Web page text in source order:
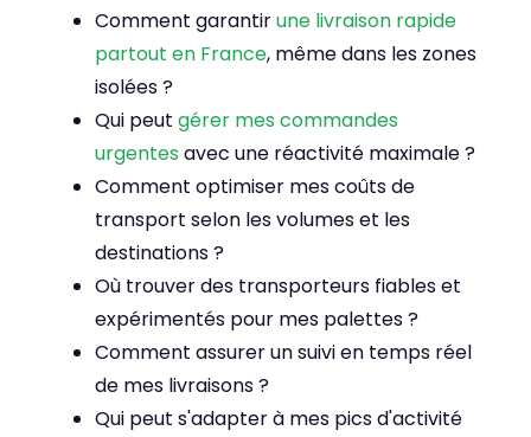
Comment garantirune livraison rapide
partout en France, même dans les zones
isolées ?
Qui peutgérer mes commandes
urgentes avec une réactivité maximale ?
Comment optimiser mes coûts de
transport selon les volumes et les
destinations ?
Où trouver des transporteurs fiables et
expérimentés pour mes palettes ?
Comment assurer un suivi en temps réel
de mes livraisons ?
Qui peut s'adapter à mes pics d'activité